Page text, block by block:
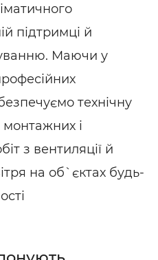
підтримці й
Маючи у
технічну
монтажних і
з вентиляції й
на об`єктах будь-